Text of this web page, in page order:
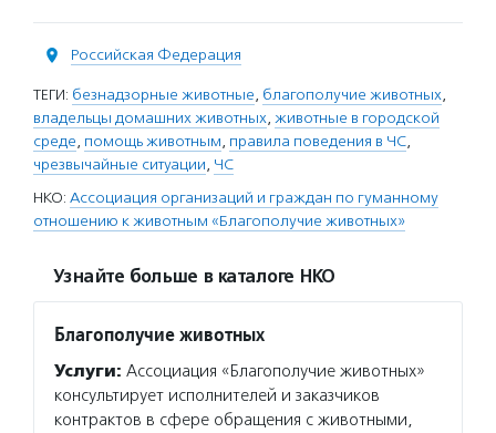
Российская Федерация
ТЕГИ: безнадзорные животные, благополучие животных,
владельцы домашних животных, животные в городской
среде, помощь животным, правила поведения в ЧС,
чрезвычайные ситуации, ЧС
НКО: Ассоциация организаций и граждан по гуманному
отношению к животным «Благополучие животных»
Узнайте больше в каталоге НКО
Благополучие животных
Услуги: Ассоциация «Благополучие животных»
консультирует исполнителей и заказчиков
контрактов в сфере обращения с животными,